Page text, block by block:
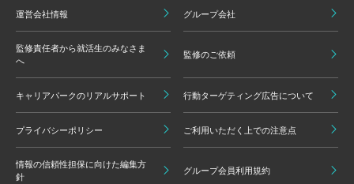
運営会社情報 グループ会社
監修責任者から就活生のみなさま
へ
監修のご依頼
キャリアパークのリアルサポート 行動ターゲティング広告について
プライバシーポリシー ご利用いただく上での注意点
情報の信頼性担保に向けた編集方
針
グループ会員利用規約